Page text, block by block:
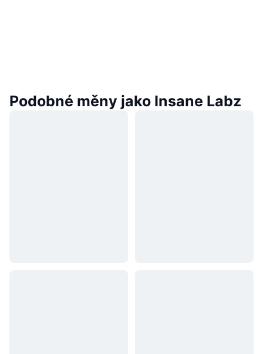
Podobné měny jako Insane Labz